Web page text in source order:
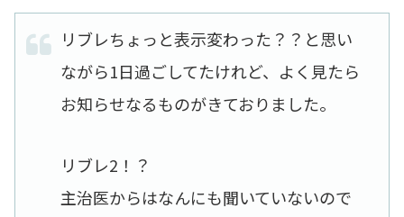
リブレちょっと表示変わった？？と思い
ながら1日過ごしてたけれど、よく見たら
お知らせなるものがきておりました。
リブレ2！？
主治医からはなんにも聞いていないので